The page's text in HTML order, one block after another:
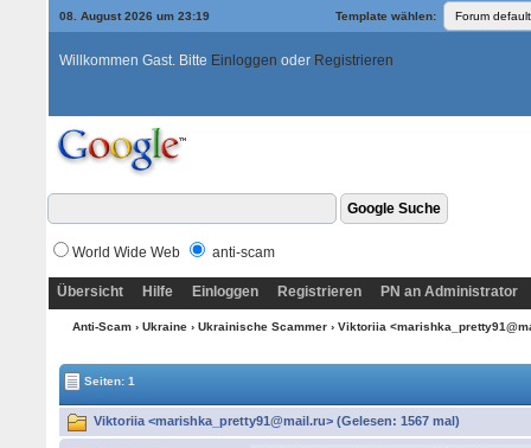
08. August 2026 um 23:19 Template wählen:
Willkommen Gast. Bitte Einloggen oder Registrieren
World Wide Web anti-scam
Übersicht Hilfe Einloggen Registrieren PN an Administrator
Anti-Scam› Ukraine› Ukrainische Scammer› Viktoriia
Seiten: 1
Viktoriia <marishka_pretty91@mail.ru> (Gelesen: 1567 mal)